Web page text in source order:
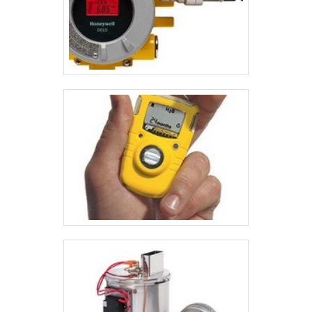
de solda e ferramentas elétricas. Para alcançar esses objetivos, a
empresa buscou ser autorizada das marcas mais renomadas do
mercado. Fora isso, é possível encontrar as melhores condições
de pagamento do mercado..